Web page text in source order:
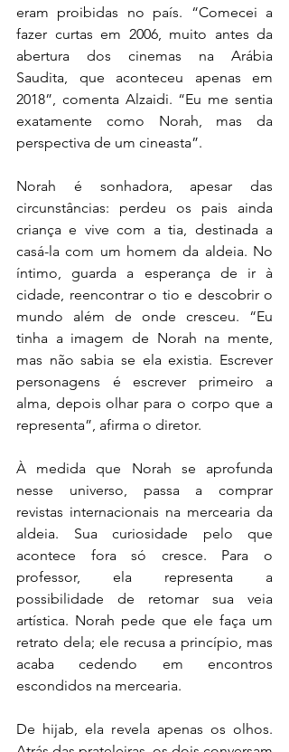
eram proibidas no país. “Comecei a
fazer curtas em 2006, muito antes da
abertura dos cinemas na Arábia
Saudita, que aconteceu apenas em
2018”, comenta Alzaidi. “Eu me sentia
exatamente como Norah, mas da
perspectiva de um cineasta”.
Norah é sonhadora, apesar das
circunstâncias: perdeu os pais ainda
criança e vive com a tia, destinada a
casá-la com um homem da aldeia. No
íntimo, guarda a esperança de ir à
cidade, reencontrar o tio e descobrir o
mundo além de onde cresceu. “Eu
tinha a imagem de Norah na mente,
mas não sabia se ela existia. Escrever
personagens é escrever primeiro a
alma, depois olhar para o corpo que a
representa”, afirma o diretor.
À medida que Norah se aprofunda
nesse universo, passa a comprar
revistas internacionais na mercearia da
aldeia. Sua curiosidade pelo que
acontece fora só cresce. Para o
professor, ela representa a
possibilidade de retomar sua veia
artística. Norah pede que ele faça um
retrato dela; ele recusa a princípio, mas
acaba cedendo em encontros
escondidos na mercearia.
De hijab, ela revela apenas os olhos.